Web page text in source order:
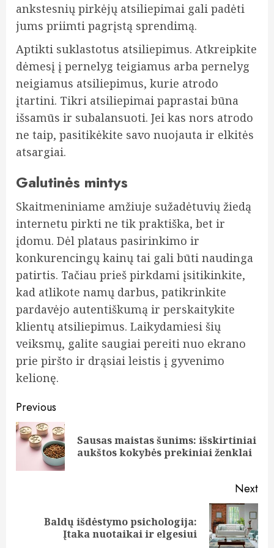
ankstesnių pirkėjų atsiliepimai gali padėti
jums priimti pagrįstą sprendimą.
Aptikti suklastotus atsiliepimus. Atkreipkite
dėmesį į pernelyg teigiamus arba pernelyg
neigiamus atsiliepimus, kurie atrodo
įtartini. Tikri atsiliepimai paprastai būna
išsamūs ir subalansuoti. Jei kas nors atrodo
ne taip, pasitikėkite savo nuojauta ir elkitės
atsargiai.
Galutinės mintys
Skaitmeniniame amžiuje sužadėtuvių žiedą
internetu pirkti ne tik praktiška, bet ir
įdomu. Dėl plataus pasirinkimo ir
konkurencingų kainų tai gali būti naudinga
patirtis. Tačiau prieš pirkdami įsitikinkite,
kad atlikote namų darbus, patikrinkite
pardavėjo autentiškumą ir perskaitykite
klientų atsiliepimus. Laikydamiesi šių
veiksmų, galite saugiai pereiti nuo ekrano
prie piršto ir drąsiai leistis į gyvenimo
kelionę.
Continue
Reading
Previous
Sausas maistas šunims: išskirtiniai
aukštos kokybės prekiniai ženklai
Next
Baldų išdėstymo psichologija:
Įtaka nuotaikai ir elgesiui